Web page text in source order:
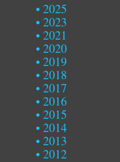
2025
2023
2021
2020
2019
2018
2017
2016
2015
2014
2013
2012